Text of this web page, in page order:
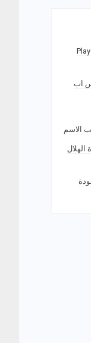
تنزيل متجر Play
اب
الهلال